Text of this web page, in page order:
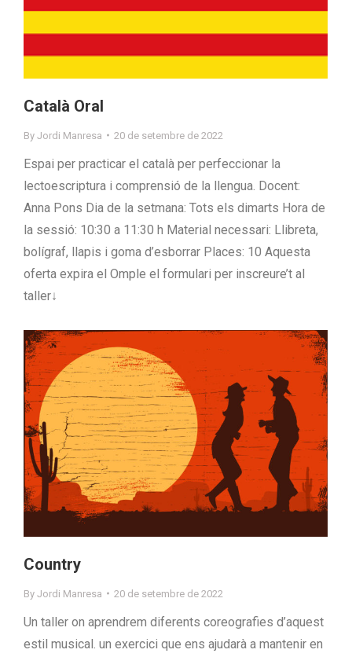
Català Oral
By Jordi Manresa 20 de setembre de 2022
Espai per practicar el català per perfeccionar la
lectoescriptura i comprensió de la llengua. Docent:
Anna Pons Dia de la setmana: Tots els dimarts Hora de
la sessió: 10:30 a 11:30 h Material necessari: Llibreta,
bolígraf, llapis i goma d’esborrar Places: 10 Aquesta
oferta expira el Omple el formulari per inscreure’t al
taller↓
Country
By Jordi Manresa 20 de setembre de 2022
Un taller on aprendrem diferents coreografies d’aquest
estil musical. un exercici que ens ajudarà a mantenir en